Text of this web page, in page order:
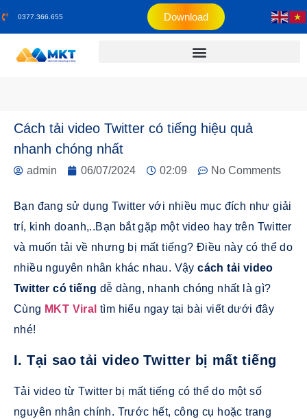
0377.366.655 Download
Cách tải video Twitter có tiếng hiệu quả
nhanh chóng nhất
admin 06/07/2024 02:09 No Comments
Bạn đang sử dụng Twitter với nhiều mục đích như giải
trí, kinh doanh,..Bạn bắt gặp một video hay trên Twitter
và muốn tải về nhưng bị mất tiếng? Điều này có thể do
nhiều nguyên nhân khác nhau. Vậycách tải video
Twitter có tiếng dễ dàng, nhanh chóng nhất là gì?
Cùng MKT Viral tìm hiểu ngay tại bài viết dưới đây
nhé!
I. Tại sao tải video Twitter bị mất tiếng
Tải video từ Twitter bị mất tiếng có thể do một số
nguyên nhân chính. Trước hết, công cụ hoặc trang